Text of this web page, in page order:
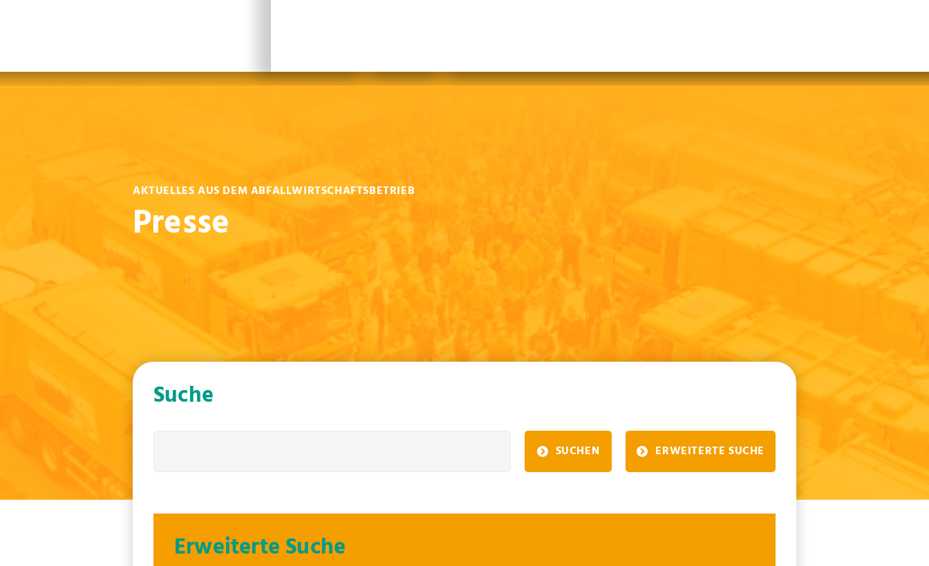
AKTUELLES AUS DEM ABFALLWIRTSCHAFTSBETRIEB
Presse
Suche
SUCHEN ERWEITERTE SUCHE
Erweiterte Suche